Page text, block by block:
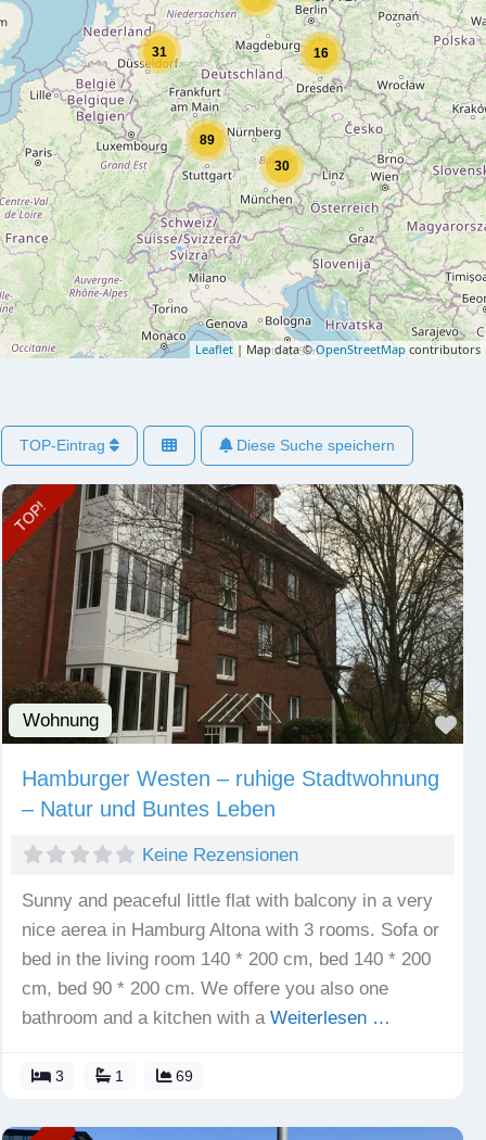
89
31
30
16
Leaflet | Map data ©OpenStreetMap contributors
TOP-Eintrag Diese Suche speichern
TOP!
Wohnung
Hamburger Westen – ruhige Stadtwohnung
– Natur und Buntes Leben
Keine Rezensionen
Sunny and peaceful little flat with balcony in a very
nice aerea in Hamburg Altona with 3 rooms. Sofa or
bed in the living room 140 * 200 cm, bed 140 * 200
cm, bed 90 * 200 cm. We offere you also one
bathroom and a kitchen with a Weiterlesen …
3 1 69